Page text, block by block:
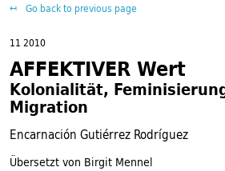
Go back to previous page
11 2010
AFFEKTIVER Wert
Kolonialität,
Migration
Encarnación Gutiérrez Rodríguez
Übersetzt von Birgit Mennel